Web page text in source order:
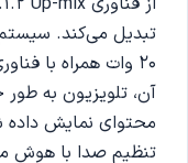
تبدیل می‌کند.
آن، تلویزیون به
محتوای نمایش داده
تنظیم صدا با هوش